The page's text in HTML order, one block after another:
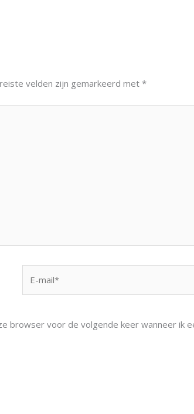
velden zijn gemarkeerd met*
browser voor de volgende keer wanneer ik